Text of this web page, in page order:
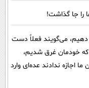
را جا گذاشت!
دهیم، می‌گویند فعلاً دست
که خودمان غرق شدیم،
اجازه ندادند عده‌ای وارد